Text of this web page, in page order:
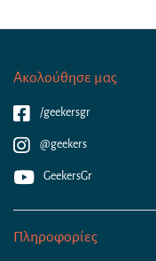
Ακολούθησε μας
/geekersgr
@geekers
GeekersGr
Πληροφορίες